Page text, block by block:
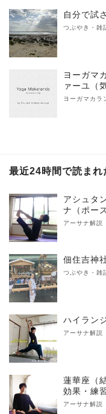
自分で試
つぶやき・
ヨーガマ
ァーユ（
ヨーガマカ
最近24時間で読ま
アシュタ
ナ（ポー
アーサナ解
佃住吉神
つぶやき・
ハイラン
アーサナ解
蓮華座（
効果・練
アーサナ解